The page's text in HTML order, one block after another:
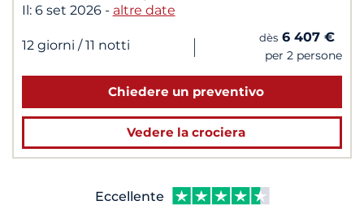
Il: 6 set 2026 - altre date
12 giorni / 11 notti | dès 6 407 €
per 2 persone
Chiedere un preventivo
Vedere la crociera
Eccellente